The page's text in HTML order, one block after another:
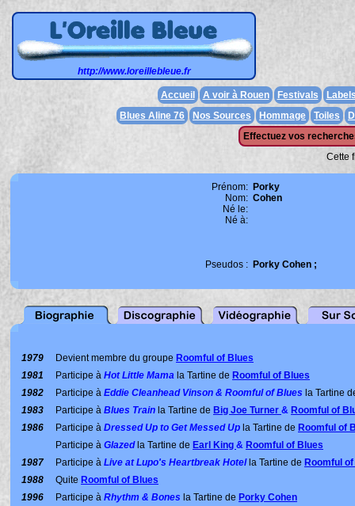
http://www.loreillebleue.fr
Accueil A voir à Rouen Festivals
Blues Aline 76
Nos Sources Hommage Toiles
Effectuez vos
Cette
Prénom: Porky
Nom: Cohen
Né le:
Né à:
Pseudos : Porky Cohen ;
1979 Devient membre du groupe Roomful of Blues
1981
Participe à Hot Little Mama la Tartine de Roomful of Blues
1982
Participe à Eddie Cleanhead Vinson & Roomful of Blues la Tartine
1983
Participe à Blues Train la Tartine de Big Joe Turner & Roomful of
1986
Participe à Dressed Up to Get Messed Up la Tartine de Roomful of
Participe à Glazedla Tartine de Earl King & Roomful of Blues
1987
Participe à Live at Lupo's Heartbreak Hotella Tartine de Roomful
1988
Quite Roomful of Blues
1996
Participe à Rhythm & Bones la Tartine de Porky Cohen